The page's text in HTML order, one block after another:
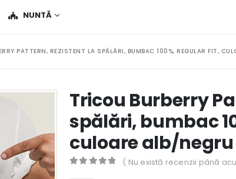
NUNTĂ
PATTERN, REZISTENT LA SPĂLĂRI, BUMBAC 100%, REGULAR FIT,
Tricou Burberry
spălări, bumbac
culoare alb/negru
( Nu există recenzii până